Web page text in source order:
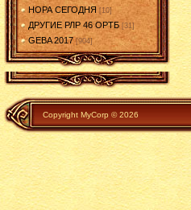
НОРА СЕГОДНЯ [10]
ДРУГИЕ РЛР 46 ОРТБ [31]
GEBA 2017 [904]
Copyright MyCorp © 2026